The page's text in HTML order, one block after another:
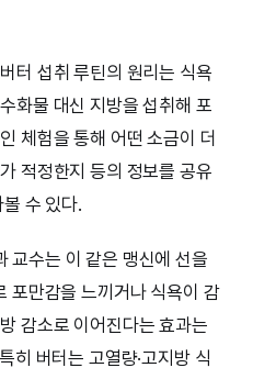
터 섭취 루틴의 원리는 식욕
화물 대신 지방을 섭취해 포
체험을 통해 어떤 소금이 더
적정한지 등의 정보를 공유
수 있다.
교수는 이 같은 맹신에 선을
포만감을 느끼거나 식욕이 감
감소로 이어진다는 효과는
히 버터는 고열량·고지방 식